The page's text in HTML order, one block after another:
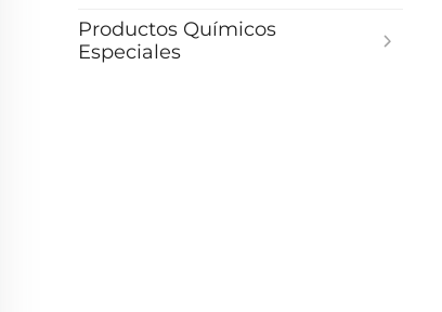
Productos Químicos
Especiales